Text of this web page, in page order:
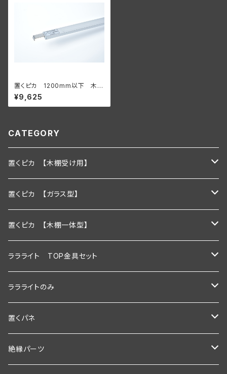
置くピカ 1200mm以下 木棚
用 【サイズオーダー】
¥9,625
CATEGORY
置くピカ 【木棚受け用】
600ｍｍ
900ｍｍ
1200ｍｍ
600ｍｍ以下
900ｍｍ以下
1200ｍｍ以下
置くピカ 【ガラス型】
600ｍｍ
900ｍｍ
1200ｍｍ
600ｍｍ以下
900ｍｍ以下
置くピカ 【木棚一体型】
600mm
900mm
1200ｍｍ
600mm以下
ララライト TOP金具セット
600ｍｍ
900ｍｍ
1200ｍｍ
ララライトのみ
600ｍｍ
900ｍｍ
置くパネ
棚板幅600×奥行200ｍｍ
絶縁パーツ